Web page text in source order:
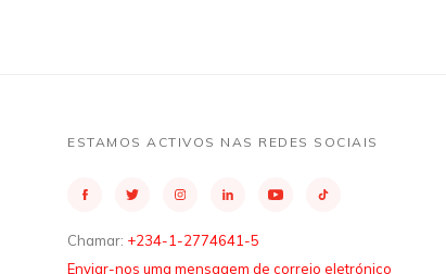
ESTAMOS ACTIVOS NAS REDES SOCIAIS
Chamar: +234-1-2774641-5
Enviar-nos uma mensagem de correio eletrónico